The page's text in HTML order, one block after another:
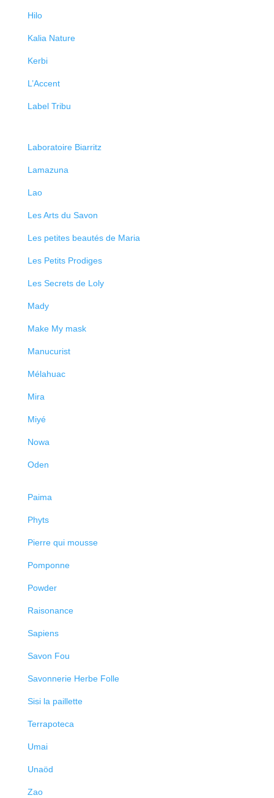
Hilo
Kalia Nature
Kerbi
L’Accent
Label Tribu
Laboratoire Biarritz
Lamazuna
Lao
Les Arts du Savon
Les petites beautés de Maria
Les Petits Prodiges
Les Secrets de Loly
Mady
Make My mask
Manucurist
Mélahuac
Mira
Miyé
Nowa
Oden
Paima
Phyts
Pierre qui mousse
Pomponne
Powder
Raisonance
Sapiens
Savon Fou
Savonnerie Herbe Folle
Sisi la paillette
Terrapoteca
Umai
Unaöd
Zao